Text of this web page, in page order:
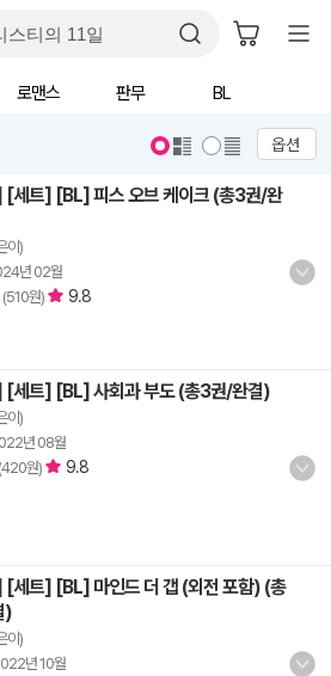
로맨스 판무 BL
옵션
[세트] [BL] 피스 오브 케이크 (총3권/완
이)
년 02월
(510원) 9.8
[세트] [BL] 사회과 부도 (총3권/완결)
이)
년 08월
원) 9.8
[세트] [BL] 마인드 더 갭 (외전 포함) (총
)
이)
년 10월